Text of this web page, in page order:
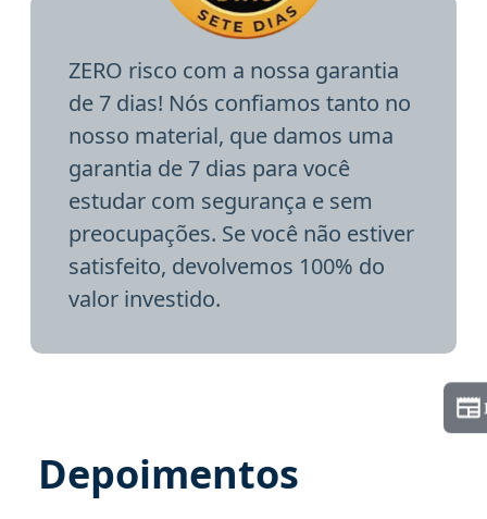
ZERO risco com a nossa garantia
de 7 dias! Nós confiamos tanto no
nosso material, que damos uma
garantia de 7 dias para você
estudar com segurança e sem
preocupações. Se você não estiver
satisfeito, devolvemos 100% do
valor investido.
Depoimentos